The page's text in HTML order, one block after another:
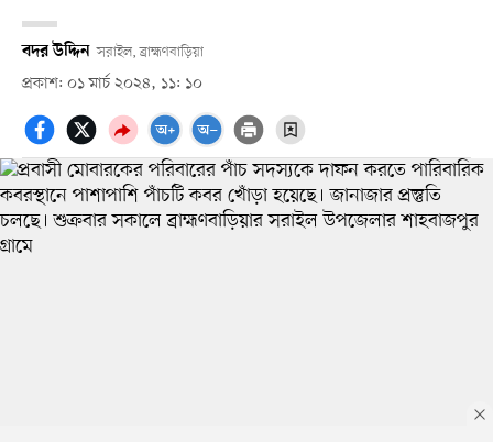
বদর উদ্দিন সরাইল, ব্রাহ্মণবাড়িয়া
প্রকাশ: ০১ মার্চ ২০২৪, ১১: ১০